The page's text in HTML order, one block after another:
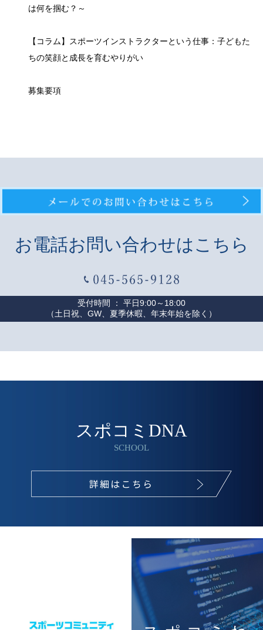
は何を掴む？～
【コラム】スポーツインストラクターという仕事：子どもた
ちの笑顔と成長を育むやりがい
募集要項
お電話お問い合わせはこちら
受付時間 ： 平日9:00～18:00
（土日祝、GW、夏季休暇、年末年始を除く）
スポコミDNA
SCHOOL